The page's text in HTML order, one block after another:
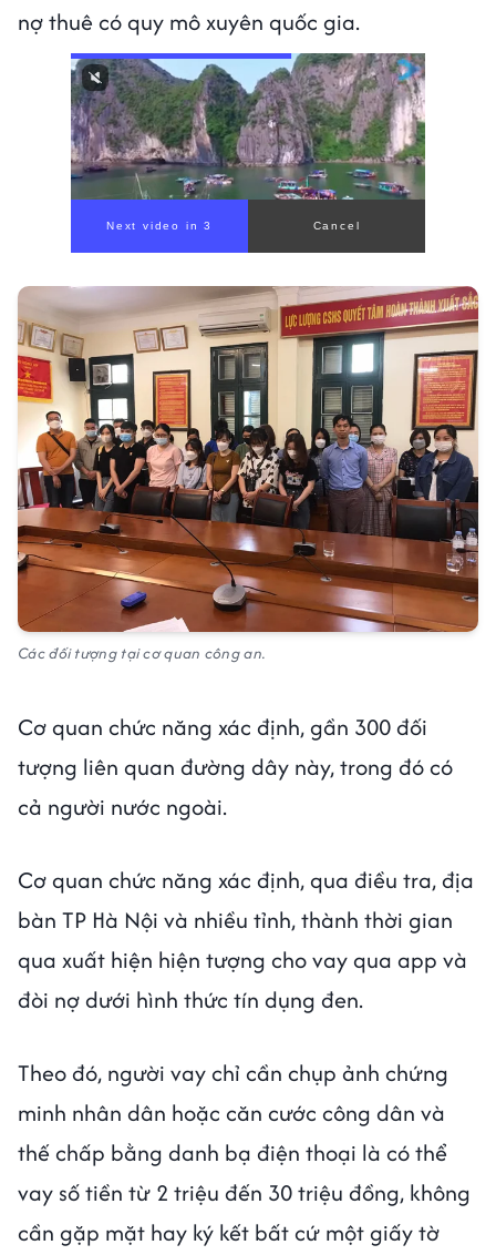
nợ thuê có quy mô xuyên quốc gia.
Next video in 1 Cancel
Các đối tượng tại cơ quan công an.
Cơ quan chức năng xác định, gần 300 đối
tượng liên quan đường dây này, trong đó có
cả người nước ngoài.
Cơ quan chức năng xác định, qua điều tra, địa
bàn TP Hà Nội và nhiều tỉnh, thành thời gian
qua xuất hiện hiện tượng cho vay qua app và
đòi nợ dưới hình thức tín dụng đen.
Theo đó, người vay chỉ cần chụp ảnh chứng
minh nhân dân hoặc căn cước công dân và
thế chấp bằng danh bạ điện thoại là có thể
vay số tiền từ 2 triệu đến 30 triệu đồng, không
cần gặp mặt hay ký kết bất cứ một giấy tờ